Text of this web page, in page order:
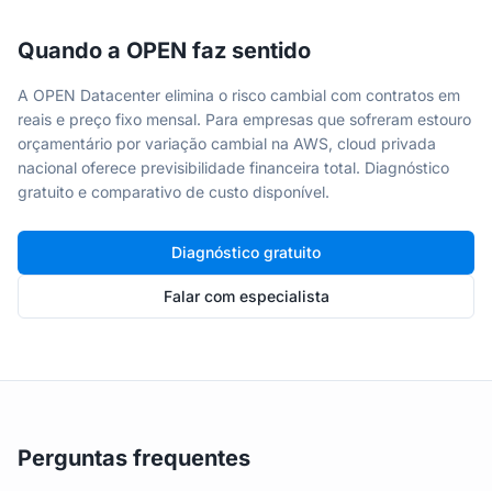
Quando a OPEN faz sentido
A OPEN Datacenter elimina o risco cambial com contratos em
reais e preço fixo mensal. Para empresas que sofreram estouro
orçamentário por variação cambial na AWS, cloud privada
nacional oferece previsibilidade financeira total. Diagnóstico
gratuito e comparativo de custo disponível.
Diagnóstico gratuito
Falar com especialista
Perguntas frequentes